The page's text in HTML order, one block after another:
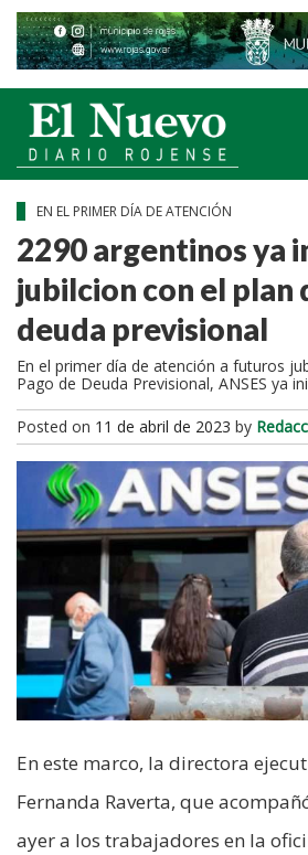
EN EL PRIMER DÍA DE ATENCIÓN
2290 argentinos ya
jubilcion con el plan
deuda previsional
En el primer día de atención a futuros
Pago de Deuda Previsional, ANSES ya
Posted on 11 de abril de 2023 by
En este marco, la directora
Fernanda Raverta, que
ayer a los trabajadores en la